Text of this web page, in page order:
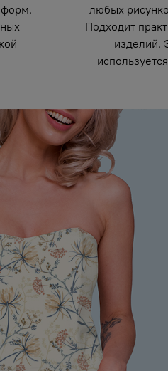
форм.
любых
Подходит
изделий.